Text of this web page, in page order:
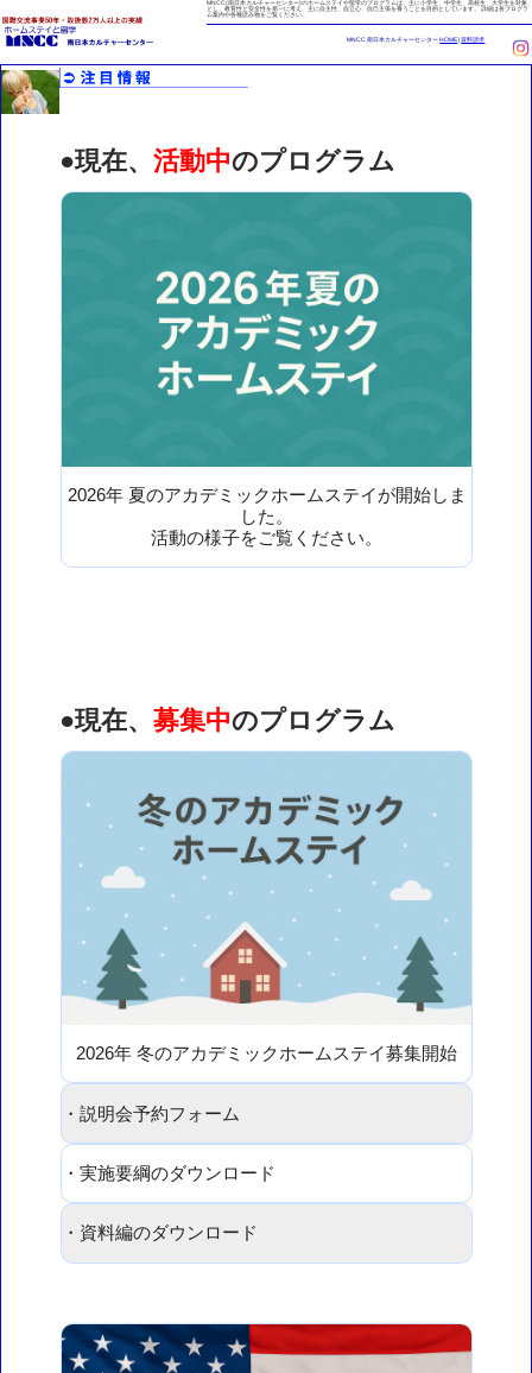
MNCC(南日本カルチャーセンター)のホームステイや留学のプログラムは、主に小学生、中学生、高校生、大学生を対象
とし、教育性と安全性を第一に考え、主に自主性、自立心、自己主張を養うことを目的としています。 詳細は各プログラ
ム案内や各種読み物をご覧ください。
MNCC 南日本カルチャーセンターHOME|資料請求
●現在、 活動中のプログラム
2026年 夏のアカデミックホームステイが開始しま
した。
活動の様子をご覧ください。
●現在、 募集中のプログラム
2026年 冬のアカデミックホームステイ募集開始
・説明会予約フォーム
・実施要綱のダウンロード
・資料編のダウンロード